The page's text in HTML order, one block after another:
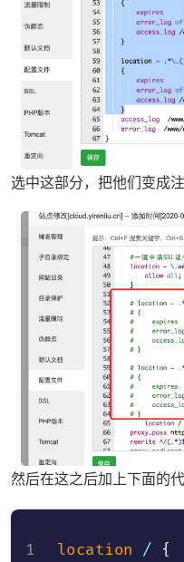
选中这部分，把他们变成
然后在这之后加上下面的代
location /
{